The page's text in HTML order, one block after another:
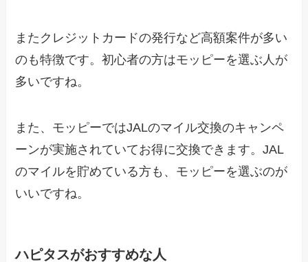
またクレジットカードの発行など高額案件が多い
のも特徴です。初心者の方はモッピーを選ぶ人が
多いですね。
また、モッピーではJALのマイル交換のキャンペ
ーンが実施されていてお得に交換できます。JAL
のマイルを貯めている方も、モッピーを選ぶのが
いいですね。
ハピタスがおすすめな人